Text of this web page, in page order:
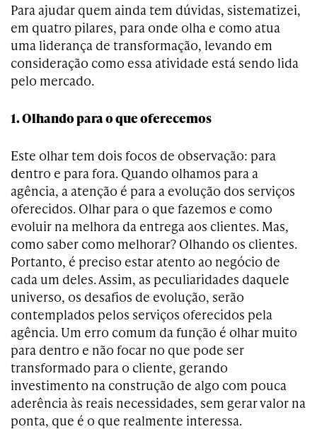
Para ajudar quem ainda tem dúvidas, sistematizei,
em quatro pilares, para onde olha e como atua
uma liderança de transformação, levando em
consideração como essa atividade está sendo lida
pelo mercado.
1. Olhando para o que oferecemos
Este olhar tem dois focos de observação: para
dentro e para fora. Quando olhamos para a
agência, a atenção é para a evolução dos serviços
oferecidos. Olhar para o que fazemos e como
evoluir na melhora da entrega aos clientes. Mas,
como saber como melhorar? Olhando os clientes.
Portanto, é preciso estar atento ao negócio de
cada um deles. Assim, as peculiaridades daquele
universo, os desafios de evolução, serão
contemplados pelos serviços oferecidos pela
agência. Um erro comum da função é olhar muito
para dentro e não focar no que pode ser
transformado para o cliente, gerando
investimento na construção de algo com pouca
aderência às reais necessidades, sem gerar valor na
ponta, que é o que realmente interessa.